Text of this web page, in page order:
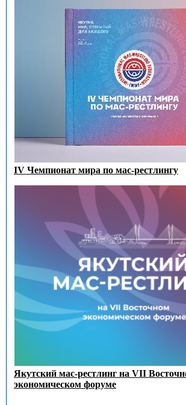
IV Чемпионат мира по мас-рестлингу
Якутский мас-рестлинг на VII
экономическом форуме